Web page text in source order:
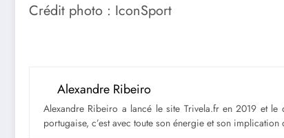
Crédit photo : IconSport
Alexandre Ribeiro
Alexandre Ribeiro a lancé le site Trivela.fr en 2019 et le
portugaise, c’est avec toute son énergie et son